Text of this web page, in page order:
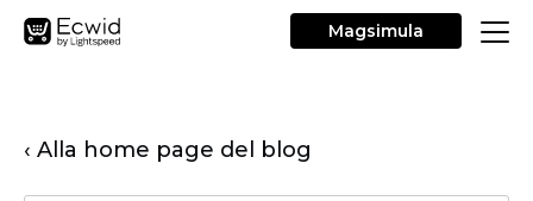
Magsimula
‹ Alla home page del blog